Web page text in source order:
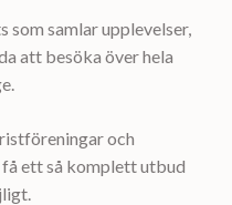
som samlar upplevelser,
att besöka över hela
och
ett så komplett utbud